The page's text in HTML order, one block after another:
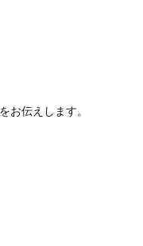
お伝えします。